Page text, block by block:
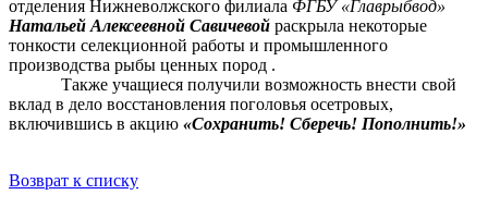
отделения Нижневолжского филиала ФГБУ «Главрыбвод»
Натальей Алексеевной Савичевой раскрыла некоторые
тонкости селекционной работы и промышленного
производства рыбы ценных пород .
Также учащиеся получили возможность внести свой
вклад в дело восстановления поголовья осетровых,
включившись в акцию «Сохранить! Сберечь! Пополнить!»
Возврат к списку